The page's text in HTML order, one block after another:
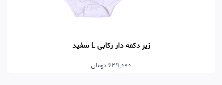
زیر دکمه دار رکابی L سفید
629,000 تومان